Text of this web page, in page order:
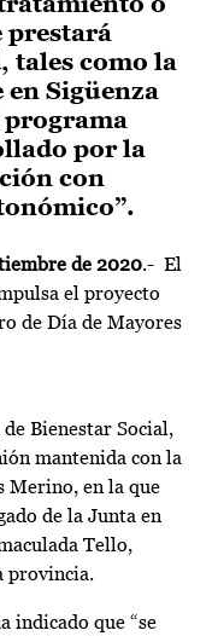
tales como la
Sigüenza
programa
por la
con
de 2020.- El
el proyecto
de Día de Mayores
Bienestar Social,
mantenida con la
Merino, en la que
de la Junta en
Tello,
provincia.
indicado que “se